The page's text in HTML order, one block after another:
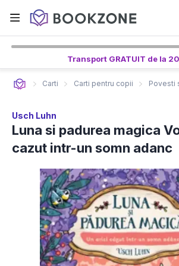
Transport GRATUIT de la
Carti Carti pentru copii Povesti
Usch Luhn
Luna si padurea magica
cazut intr-un somn adanc